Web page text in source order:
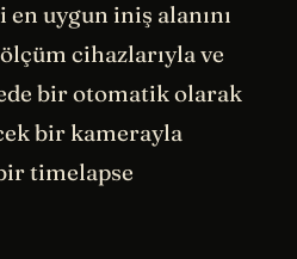
uygun iniş alanını
cihazlarıyla ve
bir otomatik olarak
bir kamerayla
timelapse